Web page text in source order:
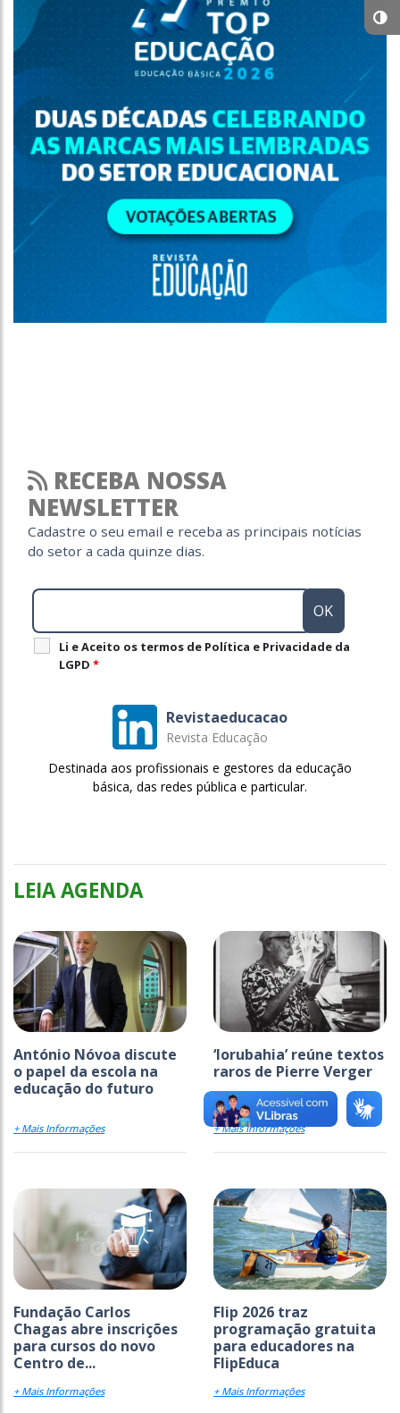
RECEBA NOSSA
NEWSLETTER
Cadastre o seu email e receba as principais notícias
do setor a cada quinze dias.
Li e Aceito os termos de Política e Privacidade da
LGPD *
Revistaeducacao
Revista Educação
Destinada aos profissionais e gestores da educação
básica, das redes pública e particular.
LEIA AGENDA
António Nóvoa discute
o papel da escola na
educação do futuro
+ Mais Informações
‘Iorubahia’ reúne textos
raros de Pierre Verger
+ Mais Informações
Fundação Carlos
Chagas abre inscrições
para cursos do novo
Centro de...
+ Mais Informações
Flip 2026 traz
programação gratuita
para educadores na
FlipEduca
+ Mais Informações